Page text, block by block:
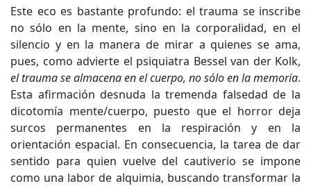
Este eco es bastante profundo: el trauma se inscribe
no sólo en la mente, sino en la corporalidad, en el
silencio y en la manera de mirar a quienes se ama,
pues, como advierte el psiquiatra Bessel van der Kolk,
el trauma se almacena en el cuerpo, no sólo en la memoria.
Esta afirmación desnuda la tremenda falsedad de la
dicotomía mente/cuerpo, puesto que el horror deja
surcos permanentes en la respiración y en la
orientación espacial. En consecuencia, la tarea de dar
sentido para quien vuelve del cautiverio se impone
como una labor de alquimia, buscando transformar la